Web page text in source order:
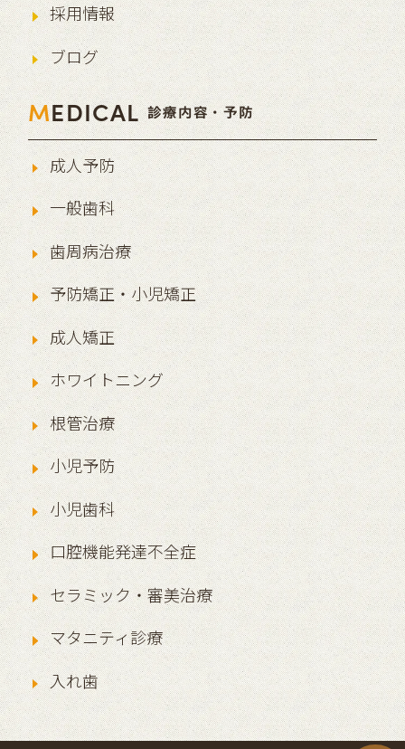
採用情報
ブログ
MEDICAL 診療内容・予防
成人予防
一般歯科
歯周病治療
予防矯正・小児矯正
成人矯正
ホワイトニング
根管治療
小児予防
小児歯科
口腔機能発達不全症
セラミック・審美治療
マタニティ診療
入れ歯